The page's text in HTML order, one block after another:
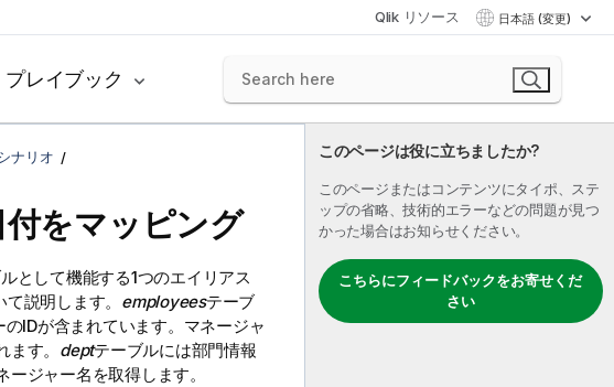
Qlik リソース 日本語 (変更)
プレイブック
このページは役に立ちましたか?
このページまたはコンテンツにタイポ、ステ
ップの省略、技術的エラーなどの問題が見つ
かった場合はお知らせください。
こちらにフィードバックをお寄せくだ
さい
ナリオ
をマッピング
として機能する1つのエイリアス
説明します。 employeesテーブ
IDが含まれています。マネージャ
す。 deptテーブルには部門情報
ージャー名を取得します。